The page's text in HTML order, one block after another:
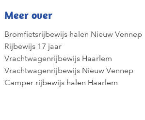
Meer over
Bromfietsrijbewijs halen Nieuw Vennep
Rijbewijs 17 jaar
Vrachtwagenrijbewijs Haarlem
Vrachtwagenrijbewijs Nieuw Vennep
Camper rijbewijs halen Haarlem